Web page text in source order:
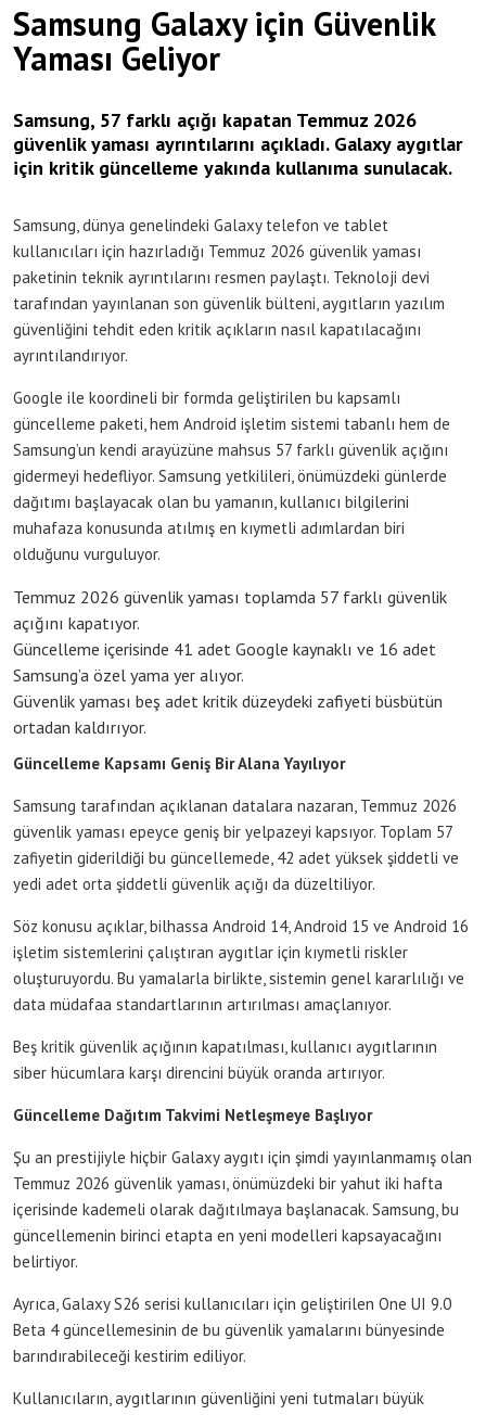
Samsung Galaxy için Güvenlik
Yaması Geliyor
Samsung, 57 farklı açığı kapatan Temmuz 2026
güvenlik yaması ayrıntılarını açıkladı. Galaxy aygıtlar
için kritik güncelleme yakında kullanıma sunulacak.
Samsung, dünya genelindeki Galaxy telefon ve tablet
kullanıcıları için hazırladığı Temmuz 2026 güvenlik yaması
paketinin teknik ayrıntılarını resmen paylaştı. Teknoloji devi
tarafından yayınlanan son güvenlik bülteni, aygıtların yazılım
güvenliğini tehdit eden kritik açıkların nasıl kapatılacağını
ayrıntılandırıyor.
Google ile koordineli bir formda geliştirilen bu kapsamlı
güncelleme paketi, hem Android işletim sistemi tabanlı hem de
Samsung’un kendi arayüzüne mahsus 57 farklı güvenlik açığını
gidermeyi hedefliyor. Samsung yetkilileri, önümüzdeki günlerde
dağıtımı başlayacak olan bu yamanın, kullanıcı bilgilerini
muhafaza konusunda atılmış en kıymetli adımlardan biri
olduğunu vurguluyor.
Temmuz 2026 güvenlik yaması toplamda 57 farklı güvenlik
açığını kapatıyor.
Güncelleme içerisinde 41 adet Google kaynaklı ve 16 adet
Samsung’a özel yama yer alıyor.
Güvenlik yaması beş adet kritik düzeydeki zafiyeti büsbütün
ortadan kaldırıyor.
Güncelleme Kapsamı Geniş Bir Alana Yayılıyor
Samsung tarafından açıklanan datalara nazaran, Temmuz 2026
güvenlik yaması epeyce geniş bir yelpazeyi kapsıyor. Toplam 57
zafiyetin giderildiği bu güncellemede, 42 adet yüksek şiddetli ve
yedi adet orta şiddetli güvenlik açığı da düzeltiliyor.
Söz konusu açıklar, bilhassa Android 14, Android 15 ve Android 16
işletim sistemlerini çalıştıran aygıtlar için kıymetli riskler
oluşturuyordu. Bu yamalarla birlikte, sistemin genel kararlılığı ve
data müdafaa standartlarının artırılması amaçlanıyor.
Beş kritik güvenlik açığının kapatılması, kullanıcı aygıtlarının
siber hücumlara karşı direncini büyük oranda artırıyor.
Güncelleme Dağıtım Takvimi Netleşmeye Başlıyor
Şu an prestijiyle hiçbir Galaxy aygıtı için şimdi yayınlanmamış olan
Temmuz 2026 güvenlik yaması, önümüzdeki bir yahut iki hafta
içerisinde kademeli olarak dağıtılmaya başlanacak. Samsung, bu
güncellemenin birinci etapta en yeni modelleri kapsayacağını
belirtiyor.
Ayrıca, Galaxy S26 serisi kullanıcıları için geliştirilen One UI 9.0
Beta 4 güncellemesinin de bu güvenlik yamalarını bünyesinde
barındırabileceği kestirim ediliyor.
Kullanıcıların, aygıtlarının güvenliğini yeni tutmaları büyük